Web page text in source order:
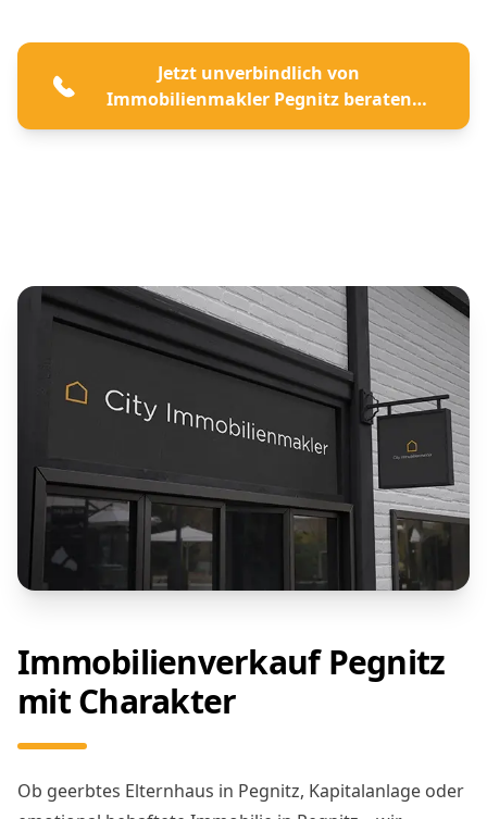
Jetzt unverbindlich von
Immobilienmakler Pegnitz beraten
lassen
Immobilienverkauf Pegnitz
mit Charakter
Ob geerbtes Elternhaus in Pegnitz, Kapitalanlage oder